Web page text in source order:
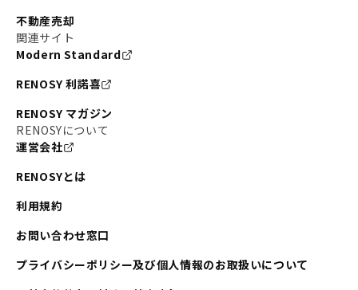
不動産売却
関連サイト
Modern Standard
RENOSY 利諾喜
RENOSY マガジン
RENOSYについて
運営会社
RENOSYとは
利用規約
お問い合わせ窓口
プライバシーポリシー及び個人情報のお取扱いについて